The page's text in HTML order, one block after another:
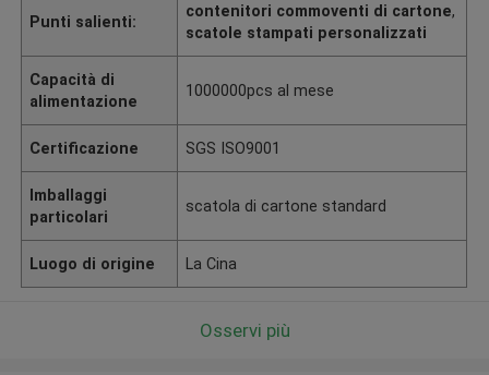
Punti salienti:
contenitori commoventi di cartone,
scatole stampati personalizzati
Capacità di
alimentazione
1000000pcs al mese
Certificazione SGS ISO9001
Imballaggi
particolari
scatola di cartone standard
Luogo di origine La Cina
Osservi più